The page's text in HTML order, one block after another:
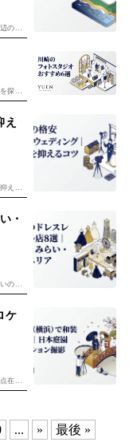
のリ
ーチ
トウ
探し
を比
間に
え
えた
ィン
ング
・
の大
おす
ィン
ケ
在す
で、
... » 最後 »